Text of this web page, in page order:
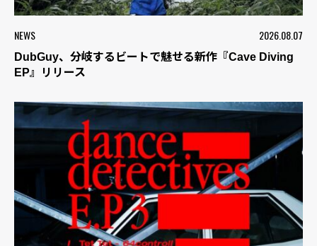
NEWS 2026.08.07
DubGuy、分岐するビートで魅せる新作『Cave Diving
EP』リリース